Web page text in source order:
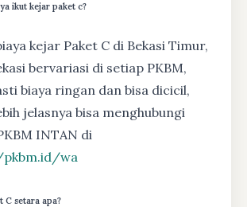
ikut kejar paket c?
kejar Paket C di Bekasi Timur,
bervariasi di setiap PKBM,
biaya ringan dan bisa dicicil,
jelasnya bisa menghubungi
INTAN di
wa
C setara apa?